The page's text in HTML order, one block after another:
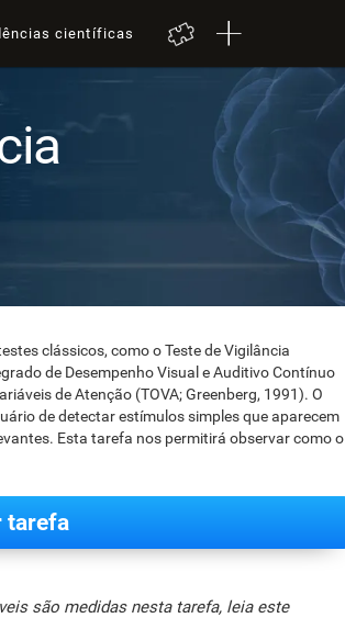
científicas
clássicos, como o Teste de Vigilância
de Desempenho Visual e Auditivo Contínuo
de Atenção (TOVA; Greenberg, 1991). O
de detectar estímulos simples que aparecem
Esta tarefa nos permitirá observar como o
tarefa
são medidas nesta tarefa, leia este